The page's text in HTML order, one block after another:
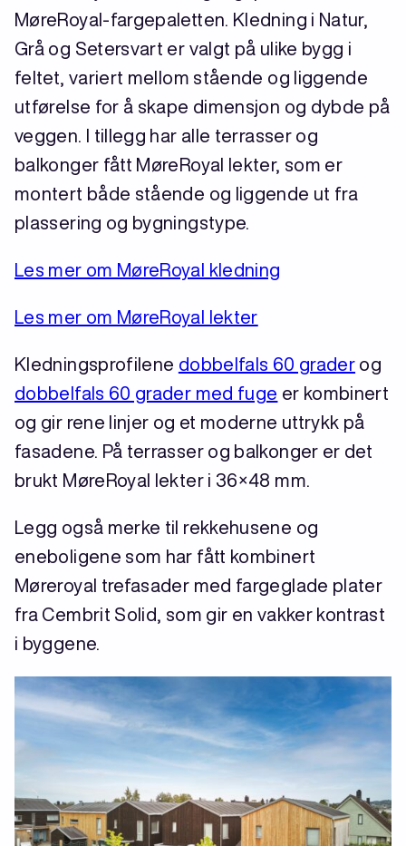
MøreRoyal-fargepaletten. Kledning i Natur,
Grå og Setersvart er valgt på ulike bygg i
feltet, variert mellom stående og liggende
utførelse for å skape dimensjon og dybde på
veggen. I tillegg har alle terrasser og
balkonger fått MøreRoyal lekter, som er
montert både stående og liggende ut fra
plassering og bygningstype.
Les mer om MøreRoyal kledning
Les mer om MøreRoyal lekter
Kledningsprofilene dobbelfals 60 grader og
dobbelfals 60 grader med fuge er kombinert
og gir rene linjer og et moderne uttrykk på
fasadene. På terrasser og balkonger er det
brukt MøreRoyal lekter i 36×48 mm.
Legg også merke til rekkehusene og
eneboligene som har fått kombinert
Møreroyal trefasader med fargeglade plater
fra Cembrit Solid, som gir en vakker kontrast
i byggene.